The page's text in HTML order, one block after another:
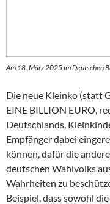
Am 18. März 2025 im Deutschen
Die neue Kleinko (statt
EINE BILLION EURO,
Deutschlands,
Empfänger dabei
können, dafür die
deutschen Wahlvolks
Wahrheiten zu
Beispiel, dass sowohl